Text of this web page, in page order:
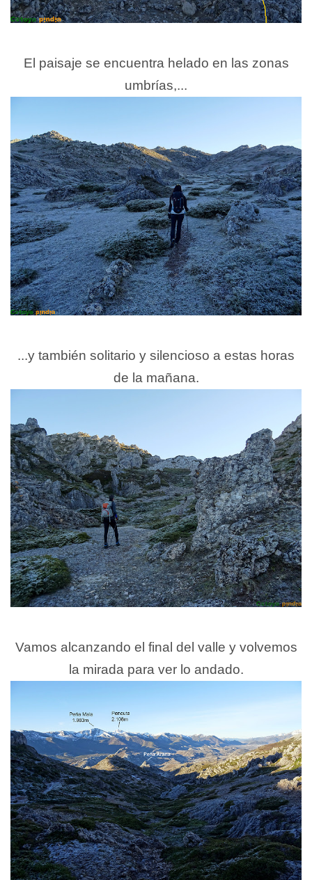
El paisaje se encuentra helado en las zonas
umbrías,...
...y también solitario y silencioso a estas horas
de la mañana.
Vamos alcanzando el final del valle y volvemos
la mirada para ver lo andado.